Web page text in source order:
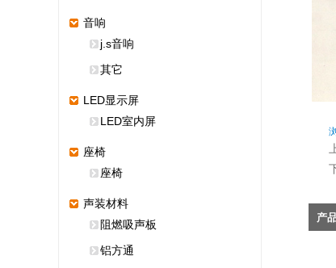
音响
j.s音响
其它
LED显示屏
LED室内屏
座椅
座椅
声装材料
阻燃吸声板
铝方通
产